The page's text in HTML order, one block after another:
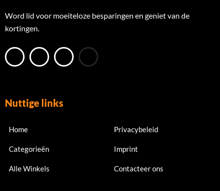
Word lid voor moeiteloze besparingen en geniet van de
kortingen.
Nuttige links
Home
Categorieën
Alle Winkels
Privacybeleid
Imprint
Contacteer ons